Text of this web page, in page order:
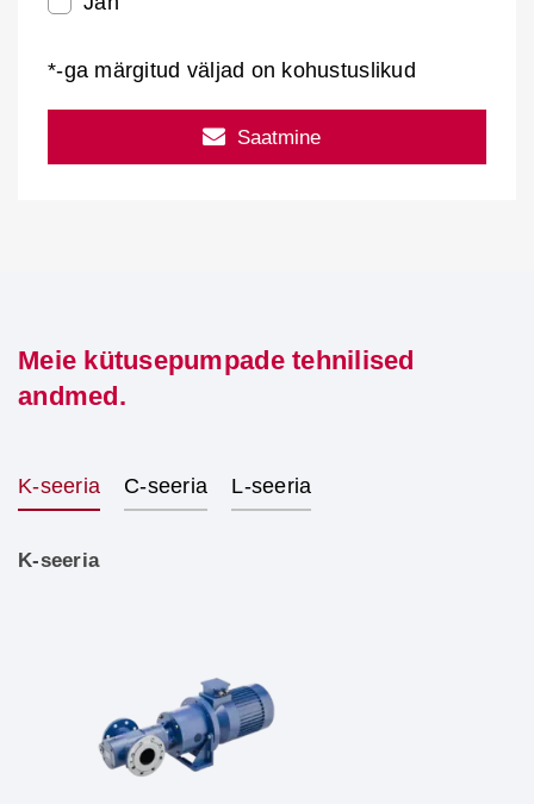
*-ga märgitud väljad on kohustuslikud
Saatmine
Meie kütusepumpade tehnilised
andmed.
K-seeria C-seeria L-seeria
K-seeria